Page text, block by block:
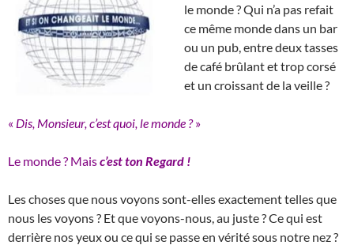
le monde ? Qui n’a pas refait
ce même monde dans un bar
ou un pub, entre deux tasses
de café brûlant et trop corsé
et un croissant de la veille ?
« Dis, Monsieur, c’est quoi, le monde ?»
Le monde ? Maisc’estton Regard !
Les choses que nous voyons sont-elles exactement telles que
nous les voyons ? Et que voyons-nous, au juste ? Ce qui est
derrière nos yeux ou ce qui se passe en vérité sous notre nez ?